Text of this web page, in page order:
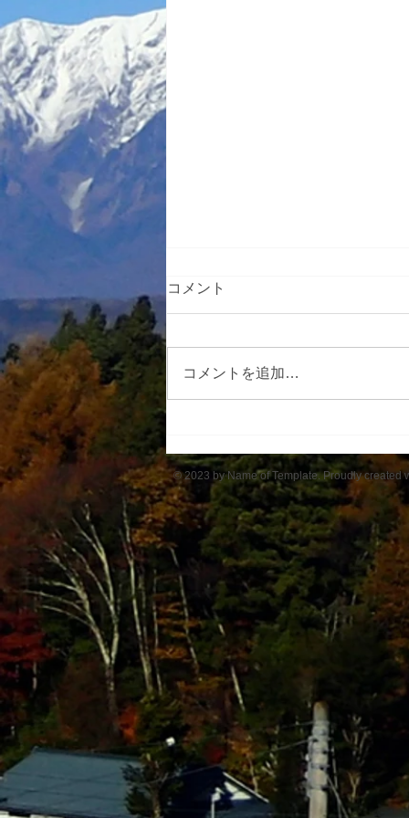
コメント
コメントを追加…
© 2023 by Name of Template. Proudly created